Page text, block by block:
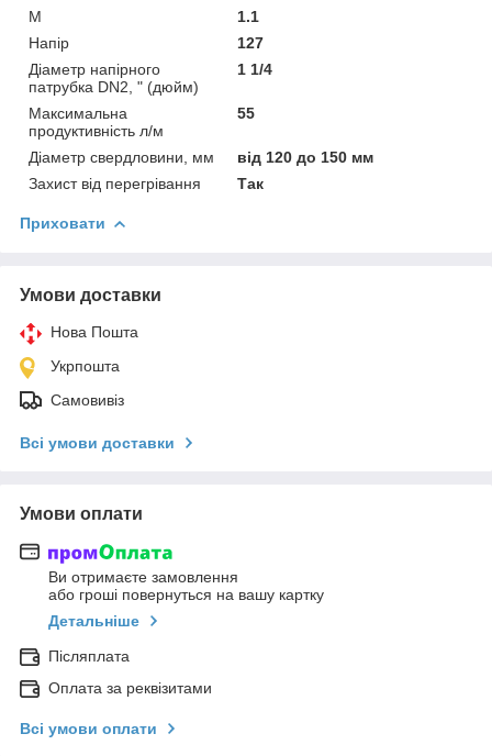
М
1.1
Напір
127
Діаметр напірного
патрубка DN2, " (дюйм)
1 1/4
Максимальна
продуктивність л/м
55
Діаметр свердловини, мм
від 120 до 150 мм
Захист від перегрівання
Так
Приховати
Умови доставки
Нова Пошта
Укрпошта
Самовивіз
Всі умови доставки
Умови оплати
Ви отримаєте замовлення
або гроші повернуться на вашу картку
Детальніше
Післяплата
Оплата за реквізитами
Всі умови оплати